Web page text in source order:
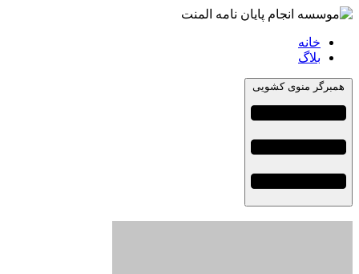
خانه
بلاگ
همبرگر منوی کشویی